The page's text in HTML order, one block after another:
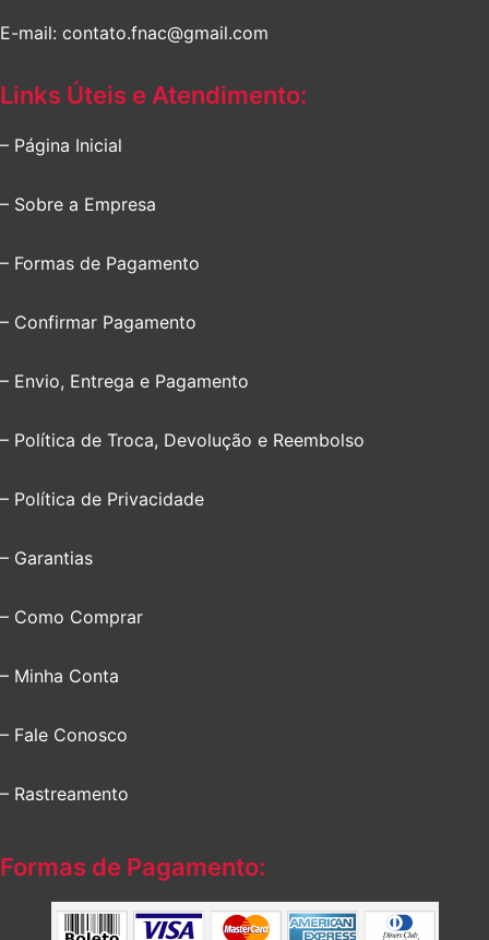
E-mail: contato.fnac@gmail.com
Links Úteis e Atendimento:
– Página Inicial
– Sobre a Empresa
– Formas de Pagamento
– Confirmar Pagamento
– Envio, Entrega e Pagamento
– Política de Troca, Devolução e Reembolso
– Política de Privacidade
– Garantias
– Como Comprar
– Minha Conta
– Fale Conosco
– Rastreamento
Formas de Pagamento: